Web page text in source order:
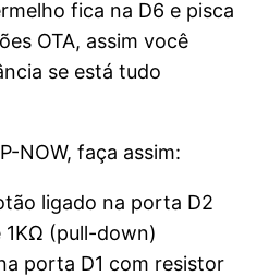
fica na D6 e pisca
OTA, assim você
se está tudo
NOW, faça assim:
ligado na porta D2
1KΩ (pull-down)
porta D1 com resistor